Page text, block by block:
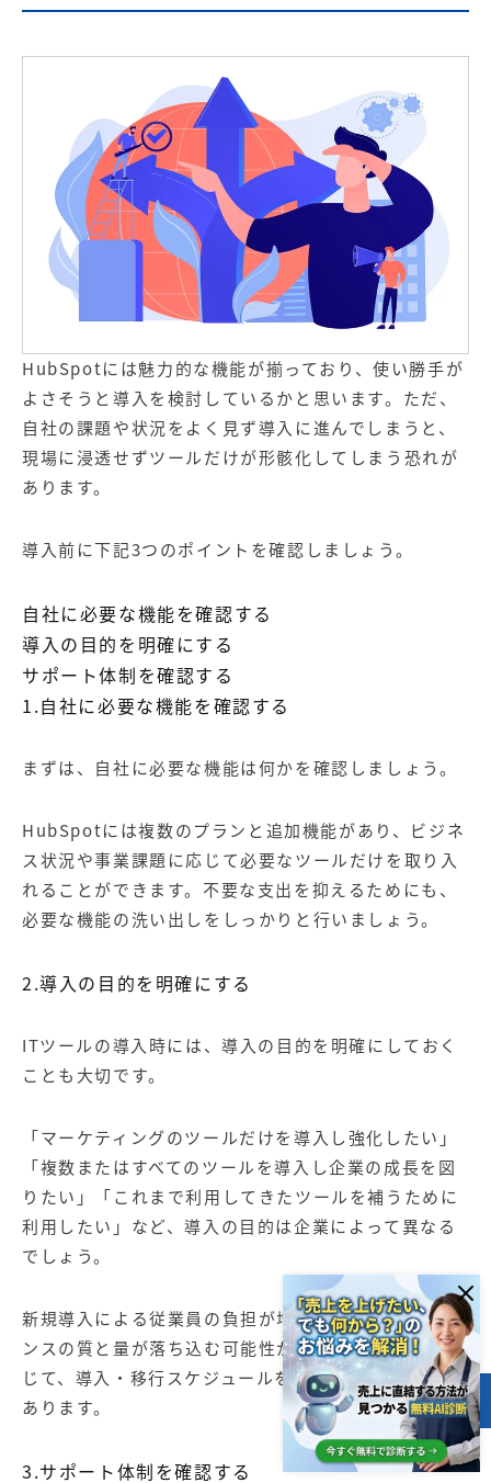
HubSpotには魅力的な機能が揃っており、使い勝手が
よさそうと導入を検討しているかと思います。ただ、
自社の課題や状況をよく見ず導入に進んでしまうと、
現場に浸透せずツールだけが形骸化してしまう恐れが
あります。
導入前に下記3つのポイントを確認しましょう。
自社に必要な機能を確認する
導入の目的を明確にする
サポート体制を確認する
1.自社に必要な機能を確認する
まずは、自社に必要な機能は何かを確認しましょう。
HubSpotには複数のプランと追加機能があり、ビジネ
ス状況や事業課題に応じて必要なツールだけを取り入
れることができます。不要な支出を抑えるためにも、
必要な機能の洗い出しをしっかりと行いましょう。
2.導入の目的を明確にする
ITツールの導入時には、導入の目的を明確にしておく
ことも大切です。
「マーケティングのツールだけを導入し強化したい」
「複数またはすべてのツールを導入し企業の成長を図
りたい」「これまで利用してきたツールを補うために
利用したい」など、導入の目的は企業によって異なる
でしょう。
新規導入による従業員の負担が増えると、パフォーマ
ンスの質と量が落ち込む可能性があります。目的に応
じて、導入・移行スケジュールを入念に立てる必要が
あります。
3.サポート体制を確認する
目次